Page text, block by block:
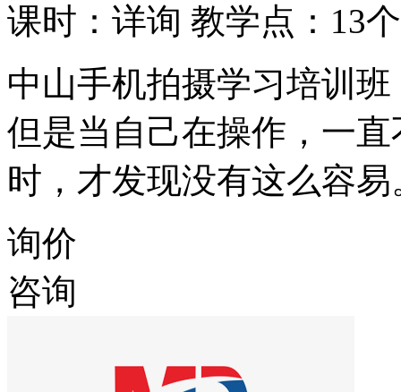
课时：详询 教学点：13个
中山手机拍摄学习培训
但是当自己在操作，一
时，才发现没有这么容易
询价
咨询